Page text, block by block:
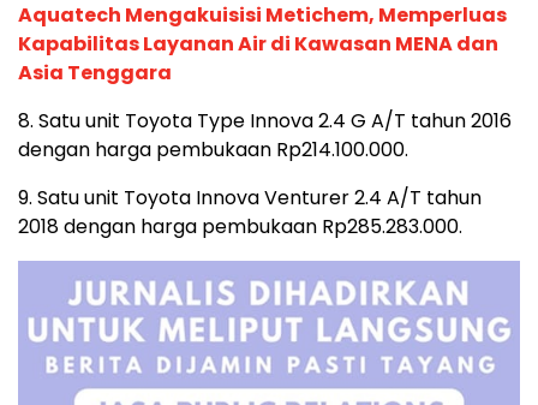
Aquatech Mengakuisisi Metichem, Memperluas
Kapabilitas Layanan Air di Kawasan MENA dan
Asia Tenggara
8. Satu unit Toyota Type Innova 2.4 G A/T tahun 2016
dengan harga pembukaan Rp214.100.000.
9. Satu unit Toyota Innova Venturer 2.4 A/T tahun
2018 dengan harga pembukaan Rp285.283.000.